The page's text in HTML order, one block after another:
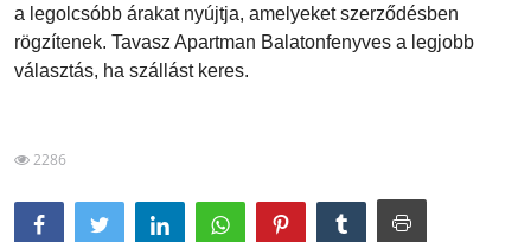
Szállások a Balatonon
Szállások Hajdúszoboszlón
a legolcsóbb árakat nyújtja, amelyeket szerződésben
rögzítenek. Tavasz Apartman Balatonfenyves a legjobb
választás, ha szállást keres.
2286